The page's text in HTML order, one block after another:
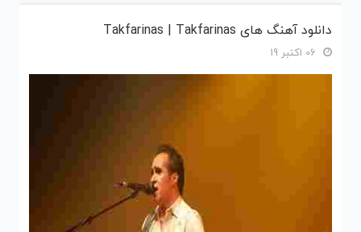
دانلود آهنگ های Takfarinas | Takfarinas